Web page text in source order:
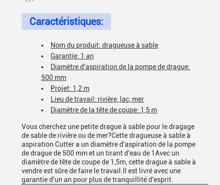
Caractéristiques:
Nom du produit: dragueuse à sable
Garantie: 1 an
Diamètre d'aspiration de la pompe de drague:
500 mm
Projet: 1,2 m
Lieu de travail: rivière, lac, mer
Diamètre de la tête de coupe: 1,5 m
Vous cherchez une petite drague à sable pour le dragage
de sable de rivière ou de mer?Cette dragueuse à sable à
aspiration Cutter a un diamètre d'aspiration de la pompe
de drague de 500 mm et un tirant d'eau de 1Avec un
diamètre de tête de coupe de 1,5m, cette drague à sable à
vendre est sûre de faire le travail.Il est livré avec une
garantie d'un an pour plus de tranquillité d'esprit.